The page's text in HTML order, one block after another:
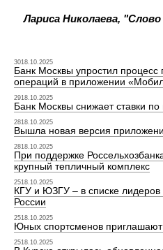
Лариса Николаева,
3018.10.2025
Банк Москвы упростил
операций в приложении
2918.10.2025
Банк Москвы снижает ставки
2818.10.2025
Вышла новая версия
2818.10.2025
При поддержке
крупный тепличный комплекс
2518.10.2025
КГУ и ЮЗГУ – в списке лидеров
России
2518.10.2025
Юных спортсменов
2518.10.2025